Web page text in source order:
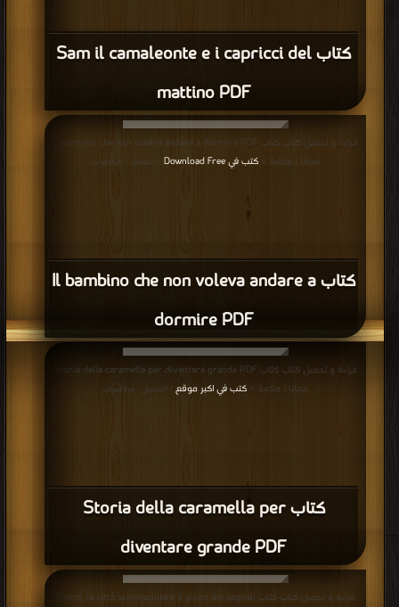
كتاب Sam il camaleonte e i capricci del
mattino PDF
كتاب Il bambino che non voleva andare a
dormire PDF
قراءة و تحميل كتاب كتاب Il bambino che non voleva andare a dormire PDF
مجانا | مكتبة >كتب في Download Free | التحميل : مرة/مرات
كتاب Storia della caramella per
diventare grande PDF
قراءة و تحميل كتاب كتاب Storia della caramella per diventare grande PDF
مجانا | مكتبة >كتب في اكبر موقع | التحميل : مرة/مرات
قراءة و تحميل كتاب كتاب Pietro, la città sconosciuta e il gioco dei segnali